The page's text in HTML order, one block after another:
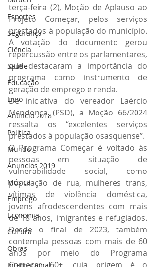
Esportes
Segurança
Ciência
Saúde
Educação
Livro
Anuncio 2018
Politica
Mundo
Anuncios 2019
Música
Emprego
Economia
Cultura
Obras
Internacional
terça-feira (2), Moção de Aplauso ao
Projeto Começar, pelos serviços
prestados à população do município.
A votação do documento gerou
repercussão entre os parlamentares,
que destacaram a importância do
programa como instrumento de
geração de emprego e renda.
De iniciativa do vereador Laércio
Mendonça (PSD), a Moção 66/2024
ressalta os “excelentes serviços
prestados à população osasquense”.
O Programa Começar é voltado às
pessoas em situação de
vulnerabilidade social, como
população de rua, mulheres trans,
vítimas de violência doméstica,
jovens afrodescendentes com mais
de 18 anos, imigrantes e refugiados.
Desde o final de 2023, também
contempla pessoas com mais de 60
anos por meio do Programa
Começar 60+, cuja origem é o